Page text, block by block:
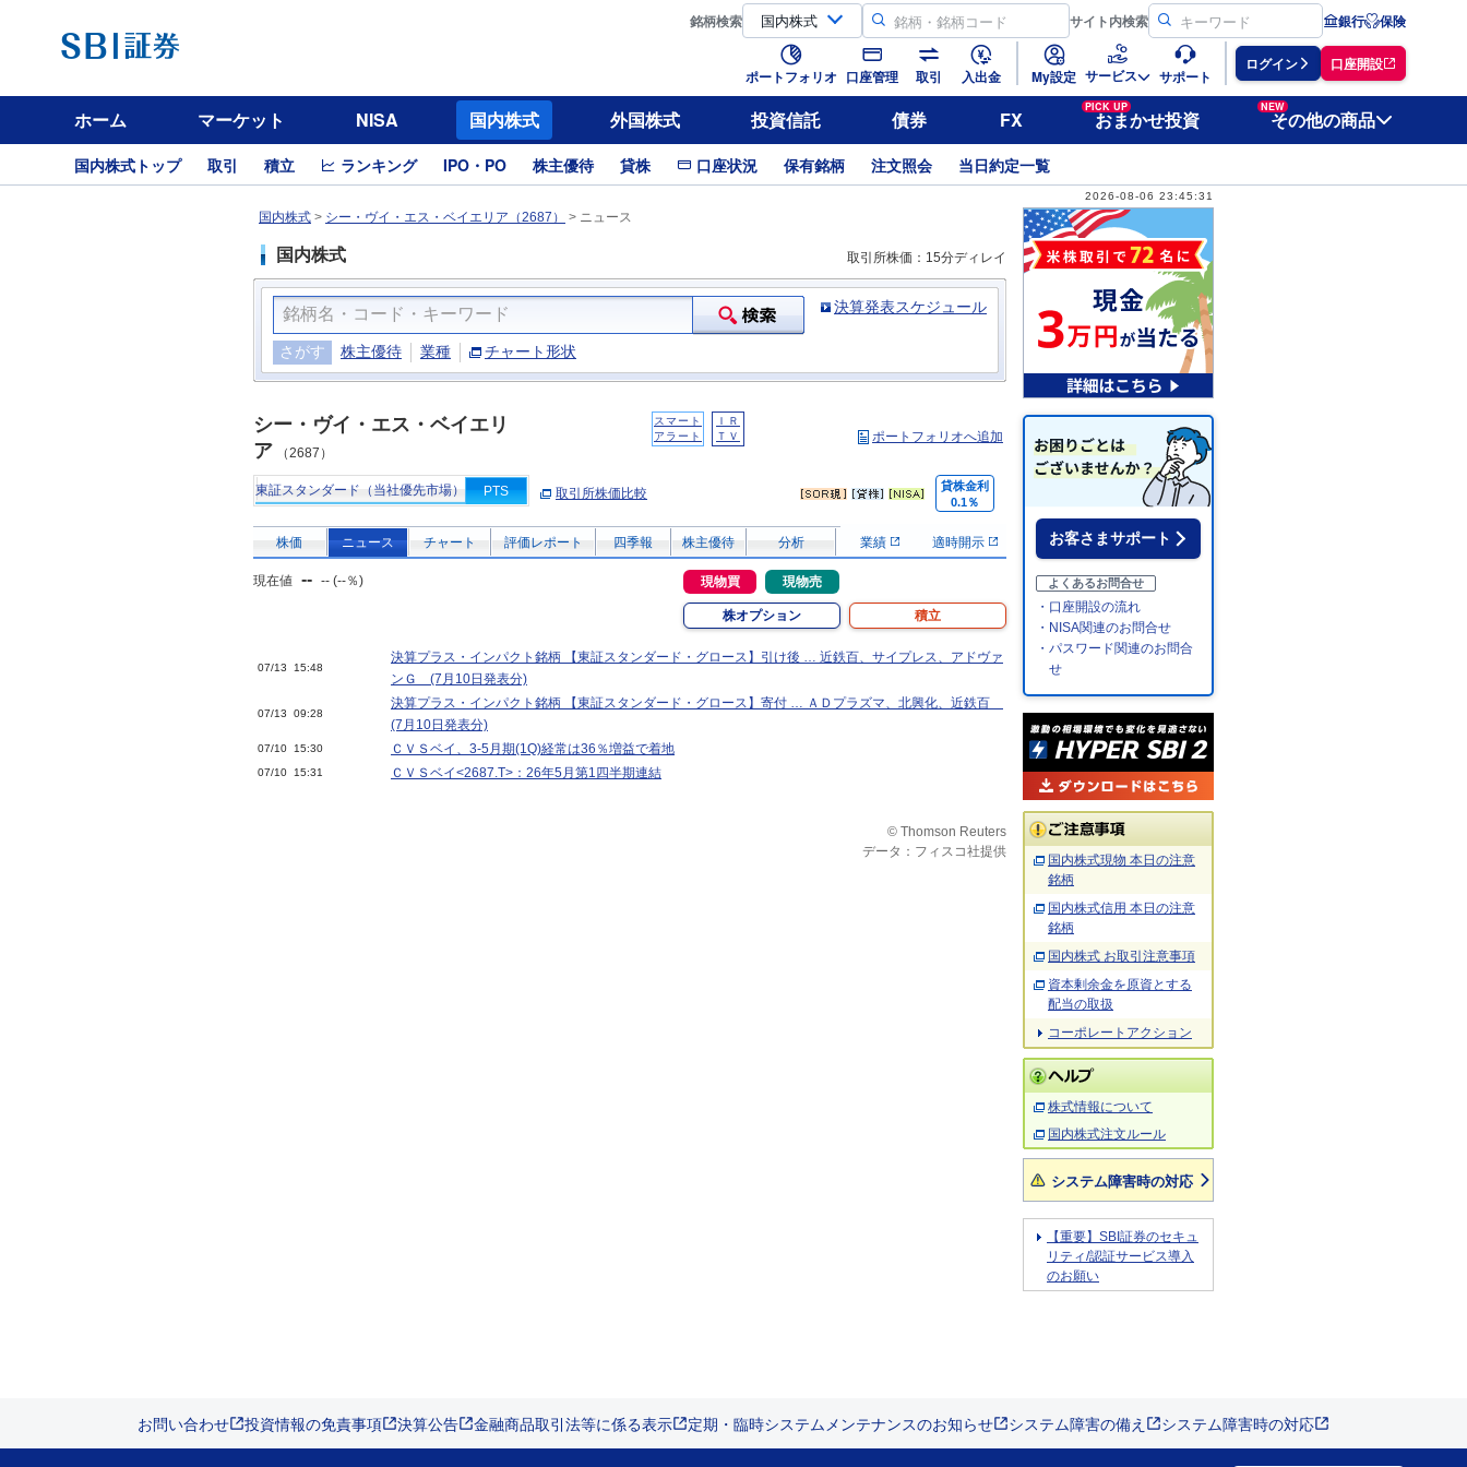
銘柄検索 サイト内検索 銀行 保険
ポートフォリオ 口座管理 取引 入出金 My設定 サービス サポート
ログイン 口座開設
ホーム マーケット NISA 国内株式 外国株式 投資信託 債券 FX
PICK UP
おまかせ投資
NEW
その他の商品
国内株式トップ 取引 積立 ランキング IPO・PO 株主優待 貸株 口座状況 保有銘柄 注文照会 当日約定一覧
2026-08-06 23:45:31
国内株式 > シー・ヴイ・エス・ベイエリア（2687） > ニュース
国内株式 取引所株価：15分ディレイ
決算発表スケジュール
さがす 株主優待 業種 チャート形状
シー・ヴイ・エス・ベイエリ
ア （2687）
スマート
アラート
ＩＲ
ＴＶ
ポートフォリオへ追加
東証スタンダード（当社優先市場） PTS 取引所株価比較
貸株金利
0.1％
株価 ニュース チャート 評価レポート 四季報 株主優待 分析 業績 適時開示
現在値 -- -- (--％) 現物買 現物売
株オプション 積立
07/13 15:48
決算プラス・インパクト銘柄 【東証スタンダード・グロース】引け後 … 近鉄百、サイプレス、アドヴァ
ンＧ (7月10日発表分)
07/13 09:28
決算プラス・インパクト銘柄 【東証スタンダード・グロース】寄付 … ＡＤプラズマ、北興化、近鉄百
(7月10日発表分)
07/10 15:30 ＣＶＳベイ、3-5月期(1Q)経常は36％増益で着地
07/10 15:31 ＣＶＳベイ<2687.T>：26年5月第1四半期連結
© Thomson Reuters
データ：フィスコ社提供
お客さまサポート
よくあるお問合せ
・口座開設の流れ
・NISA関連のお問合せ
・パスワード関連のお問合
せ
国内株式現物 本日の注意
銘柄
国内株式信用 本日の注意
銘柄
国内株式 お取引注意事項
資本剰余金を原資とする
配当の取扱
コーポレートアクション
株式情報について
国内株式注文ルール
システム障害時の対応
【重要】SBI証券のセキュ
リティ/認証サービス導入
のお願い
お問い合わせ 投資情報の免責事項 決算公告 金融商品取引法等に係る表示 定期・臨時システムメンテナンスのお知らせ システム障害の備え システム障害時の対応